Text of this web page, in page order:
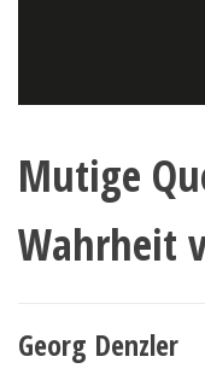
Mutige
Wahrheit
Georg Denzler